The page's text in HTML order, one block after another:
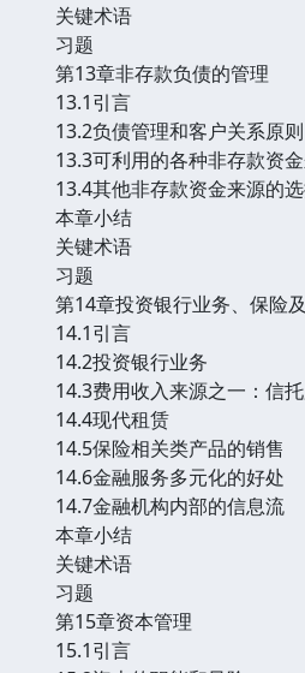
关键术语
习题
第13章非存款负债的管理
13.1引言
13.2负债管理和客户关系原则
13.3可利用的各种非存款资
13.4其他非存款资金来源的
本章小结
关键术语
习题
第14章投资银行业务、保险
14.1引言
14.2投资银行业务
14.3费用收入来源之一：信
14.4现代租赁
14.5保险相关类产品的销售
14.6金融服务多元化的好处
14.7金融机构内部的信息流
本章小结
关键术语
习题
第15章资本管理
15.1引言